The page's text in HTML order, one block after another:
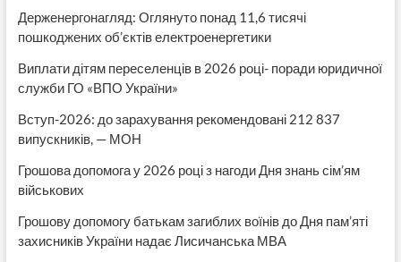
Держенергонагляд: Оглянуто понад 11,6 тисячі
пошкоджених об’єктів електроенергетики
Виплати дітям переселенців в 2026 році- поради юридичної
служби ГО «ВПО України»
Вступ-2026: до зарахування рекомендовані 212 837
випускників, — МОН
Грошова допомога у 2026 році з нагоди Дня знань сім’ям
військових
Грошову допомогу батькам загиблих воїнів до Дня пам’яті
захисників України надає Лисичанська МВА